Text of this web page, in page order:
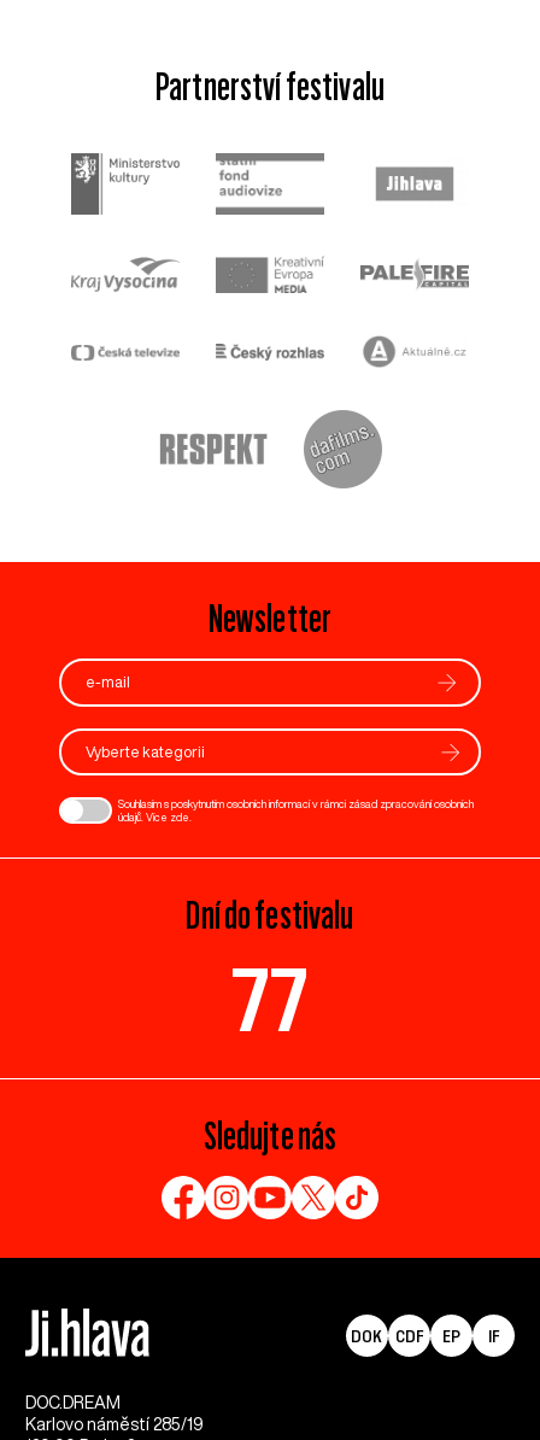
Partnerství festivalu
Newsletter
Vyberte kategorii
Souhlasím s poskytnutím osobních informací v rámci zásad zpracování osobních
údajů. Více zde
Dní do festivalu
77
Sledujte nás
DOC.DREAM​
Karlovo náměstí 285/19
DOK CDF EP IF